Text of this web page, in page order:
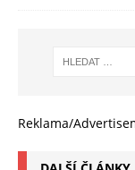
Reklama/